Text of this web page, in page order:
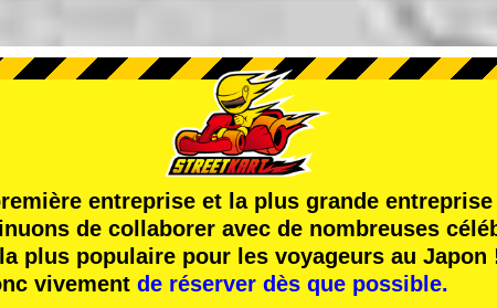
entreprise et la plus grande
de collaborer avec de nombreuses
plus populaire pour les voyageurs au Japon
vivement de réserver dès que possible.